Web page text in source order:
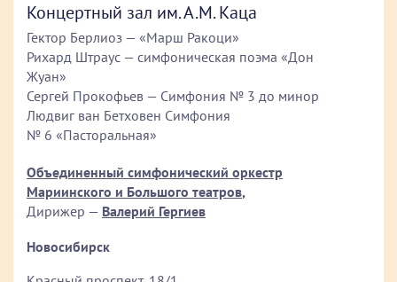
Концертный зал им. А.М. Каца
Гектор Берлиоз — «Марш Ракоци»
Рихард Штраус — симфоническая поэма «Дон
Жуан»
Сергей Прокофьев — Симфония № 3 до минор
Людвиг ван Бетховен Симфония
№ 6 «Пасторальная»
Объединенный симфонический оркестр
Мариинского и Большого театров,
Дирижер — Валерий Гергиев
Новосибирск